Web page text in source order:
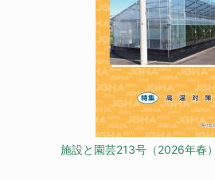
施設と園芸213号（2026年春